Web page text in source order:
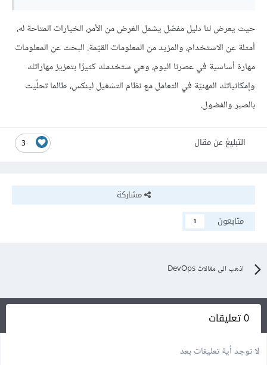
حيث يعرض لنا دليل مفصّل يشمل الغرض من الأمر، الخيارات المتاحة له،
أمثلة عن الاستخدام، والمزيد من المعلومات القيّمة. البحث عن المعلومات
مهارة أساسية في عصرنا اليوم، وهي ستخدمك كثيرًا بتعزيز مهاراتك
وإمكانياتك المهنيّة في التعامل مع نظام التشغيل لينكس، طالما تحلّيت
بالصبر والفضول.
3 التبليغ عن مقال
مشاركة
متابعون
1
اذهب الى مقالات DevOps
0 تعليقات
لا توجد أية تعليقات بعد